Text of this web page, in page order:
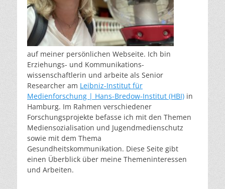
auf meiner persönlichen Webseite. Ich bin
Erziehungs- und Kommunikations-
wissenschaftlerin und arbeite als Senior
Researcher am Leibniz-Institut für
Medienforschung | Hans-Bredow-Institut (HBI) in
Hamburg. Im Rahmen verschiedener
Forschungsprojekte befasse ich mit den Themen
Mediensozialisation und Jugendmedienschutz
sowie mit dem Thema
Gesundheitskommunikation. Diese Seite gibt
einen Überblick über meine Themeninteressen
und Arbeiten.